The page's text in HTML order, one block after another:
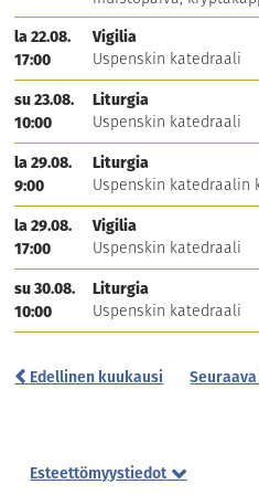
aki.arola@ort.fi
+358409232268
Eronen Pekka
Vahtimestari
Uspenskin katedraali
pekka.eronen@ort.fi
+358403537412
Hyytiäinen Timo
Vahtimestari
Uspenskin katedraali
timo.hyytiainen@ort.fi
+358403537409
la 22.08.
17:00
Vigilia
Uspenskin katedraali
su 23.08.
10:00
Liturgia
Uspenskin katedraali
la 29.08.
9:00
Liturgia
Uspenskin katedraalin
la 29.08.
17:00
Vigilia
Uspenskin katedraali
su 30.08.
10:00
Liturgia
Uspenskin katedraali
Edellinen kuukausi
Esteettömyystiedot